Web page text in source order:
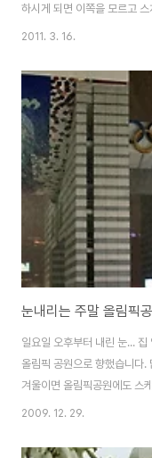
하시게 되면 이쪽을 모르고
을 찍고자 한다면 아무래도
다보니 사계절을 다 담을 수
는 정확한 한 포인트에서 똑
다. 내년에는 좀 더 정교한 사
은 누구나 찍을 수 있습니다.
요하질 않습니다. 가장 중요한
2011. 3. 16.
눈내리는 주말 올림픽
일요일 오후부터 내린 눈...
올림픽 공원으로 향했습니다.
겨울이면 올림픽공원에도 스
이트장에는 꼬마친구들이 참
신 아저씨.. 자동차 전시장에
2009. 12. 29.